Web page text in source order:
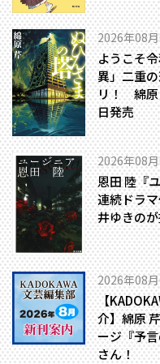
2026年08
ようこそ令
異」二重
リ！ 綿原
日発売
2026年08
恩田 陸『
連続ドラ
井ゆきの
2026年08
【
介】綿原
ージ『予
さん！